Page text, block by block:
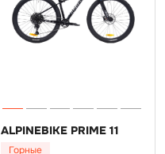
ALPINEBIKE PRIME 11
Горные